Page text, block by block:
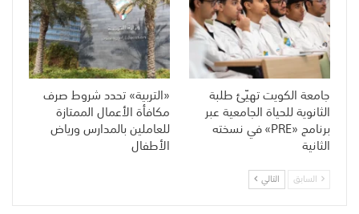
جامعة الكويت تهيّئ طلبة
الثانوية للحياة الجامعية عبر
برنامج «PRE» في نسخته
الثانية
«التربية» تحدد شروط صرف
مكافأة الأعمال الممتازة
للعاملين بالمدارس ورياض
الأطفال
السابق التالي